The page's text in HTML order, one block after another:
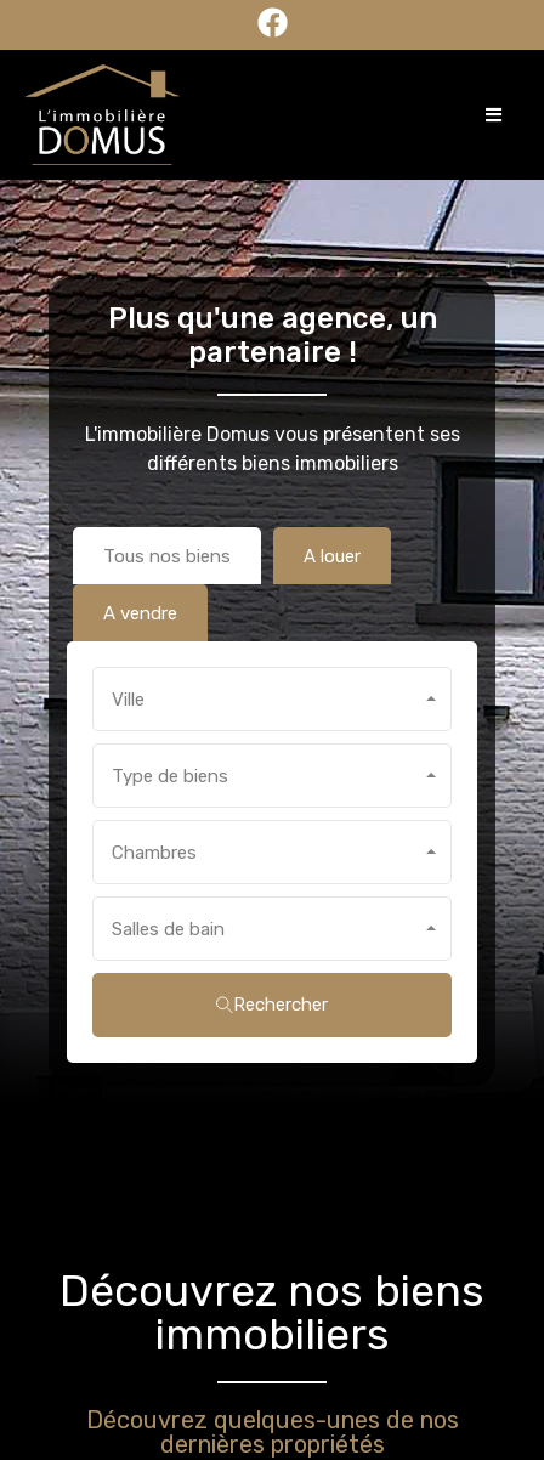
Plus qu'une agence, un
partenaire !
L'immobilière Domus vous présentent ses
différents biens immobiliers
Tous nos biens A louer
A vendre
Ville
Type de biens
Chambres
Salles de bain
Rechercher
Découvrez nos biens
immobiliers
Découvrez quelques-unes de nos
dernières propriétés